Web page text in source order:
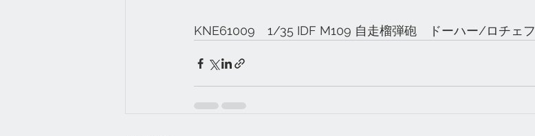
KNE61009　1/35 IDF M109 自走榴弾砲　ドーハー/ロチェフ